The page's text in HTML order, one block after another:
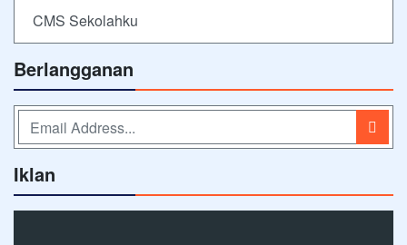
CMS Sekolahku
Berlangganan
Iklan